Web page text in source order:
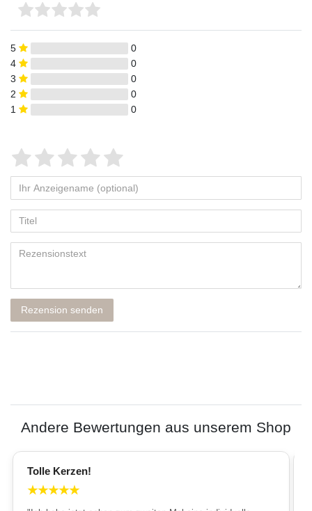
5
0
4
0
3
0
2
0
1
0
Rezension senden
Andere Bewertungen aus unserem Shop
Tolle Kerzen!
★★★★★